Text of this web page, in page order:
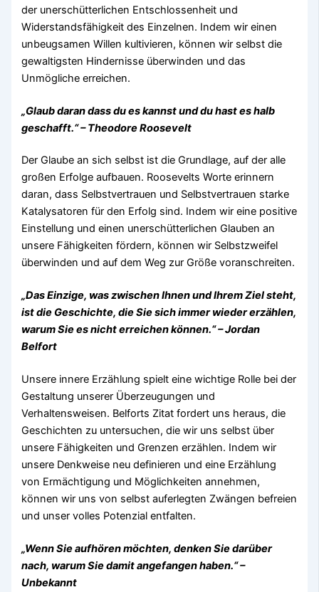
der unerschütterlichen Entschlossenheit und
Widerstandsfähigkeit des Einzelnen. Indem wir einen
unbeugsamen Willen kultivieren, können wir selbst die
gewaltigsten Hindernisse überwinden und das
Unmögliche erreichen.
„Glaub daran dass du es kannst und du hast es halb
geschafft.“ – Theodore Roosevelt
Der Glaube an sich selbst ist die Grundlage, auf der alle
großen Erfolge aufbauen. Roosevelts Worte erinnern
daran, dass Selbstvertrauen und Selbstvertrauen starke
Katalysatoren für den Erfolg sind. Indem wir eine positive
Einstellung und einen unerschütterlichen Glauben an
unsere Fähigkeiten fördern, können wir Selbstzweifel
überwinden und auf dem Weg zur Größe voranschreiten.
„Das Einzige, was zwischen Ihnen und Ihrem Ziel steht,
ist die Geschichte, die Sie sich immer wieder erzählen,
warum Sie es nicht erreichen können.“ – Jordan
Belfort
Unsere innere Erzählung spielt eine wichtige Rolle bei der
Gestaltung unserer Überzeugungen und
Verhaltensweisen. Belforts Zitat fordert uns heraus, die
Geschichten zu untersuchen, die wir uns selbst über
unsere Fähigkeiten und Grenzen erzählen. Indem wir
unsere Denkweise neu definieren und eine Erzählung
von Ermächtigung und Möglichkeiten annehmen,
können wir uns von selbst auferlegten Zwängen befreien
und unser volles Potenzial entfalten.
„Wenn Sie aufhören möchten, denken Sie darüber
nach, warum Sie damit angefangen haben.“ –
Unbekannt